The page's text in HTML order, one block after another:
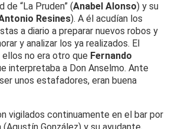
de “La Pruden” (Anabel Alonso) y su
Resines). A él acudían los
a diario a preparar nuevos robos y
y analizar los ya realizados. El
no era otro que Fernando
interpretaba a Don Anselmo. Ante
unos estafadores, eran buena
vigilados continuamente en el bar por